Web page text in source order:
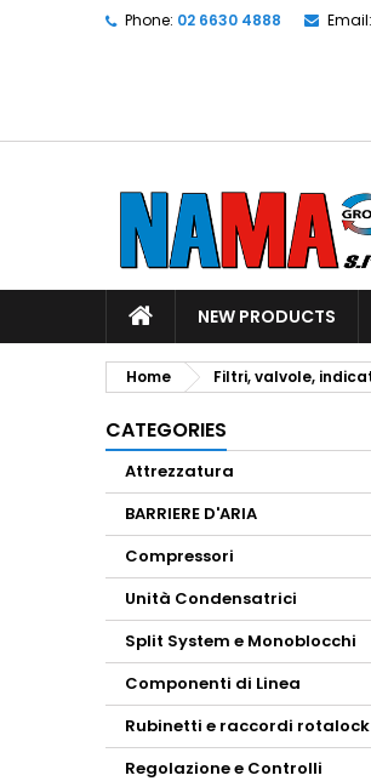
Phone: 02 6630 4888 Email:
NEW PRODUCTS
Home Filtri, valvole,
CATEGORIES
Attrezzatura
BARRIERE D'ARIA
Compressori
Unità Condensatrici
Split System e Monoblocchi
Componenti di Linea
Rubinetti e raccordi rotalock
Regolazione e Controlli